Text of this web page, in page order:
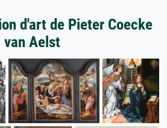
d'art de Pieter Coecke
van Aelst